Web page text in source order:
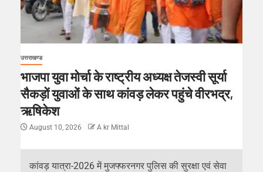
उत्तराखण्ड
भाजपा युवा मोर्चा के राष्ट्रीय अध्यक्ष तेजस्वी सूर्या
सैकड़ों युवाओं के साथ कांवड़ लेकर पहुंचे वीरभद्र,
ऋषिकेश
August 10, 2026 A kr Mittal
कांवड़ यात्रा-2026 में मुजफ्फरनगर पुलिस की सुरक्षा एवं सेवा